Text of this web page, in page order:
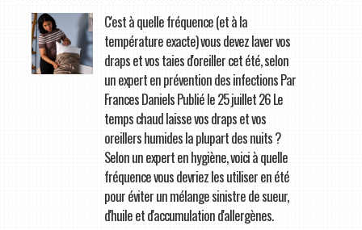
C'est à quelle fréquence (et à la
température exacte) vous devez laver vos
draps et vos taies d'oreiller cet été, selon
un expert en prévention des infections Par
Frances Daniels Publié le 25 juillet 26 Le
temps chaud laisse vos draps et vos
oreillers humides la plupart des nuits ?
Selon un expert en hygiène, voici à quelle
fréquence vous devriez les utiliser en été
pour éviter un mélange sinistre de sueur,
d'huile et d'accumulation d'allergènes.